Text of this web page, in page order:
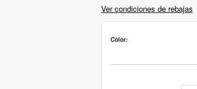
Ver condiciones de rebajas
Color: